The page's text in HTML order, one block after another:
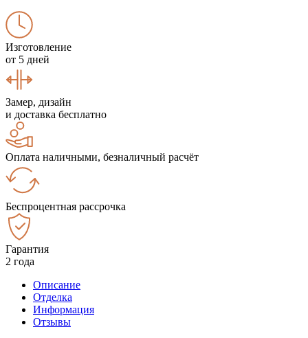
Изготовление
от 5 дней
Замер, дизайн
и доставка бесплатно
Оплата наличными, безналичный расчёт
Беспроцентная рассрочка
Гарантия
2 года
Описание
Отделка
Информация
Отзывы